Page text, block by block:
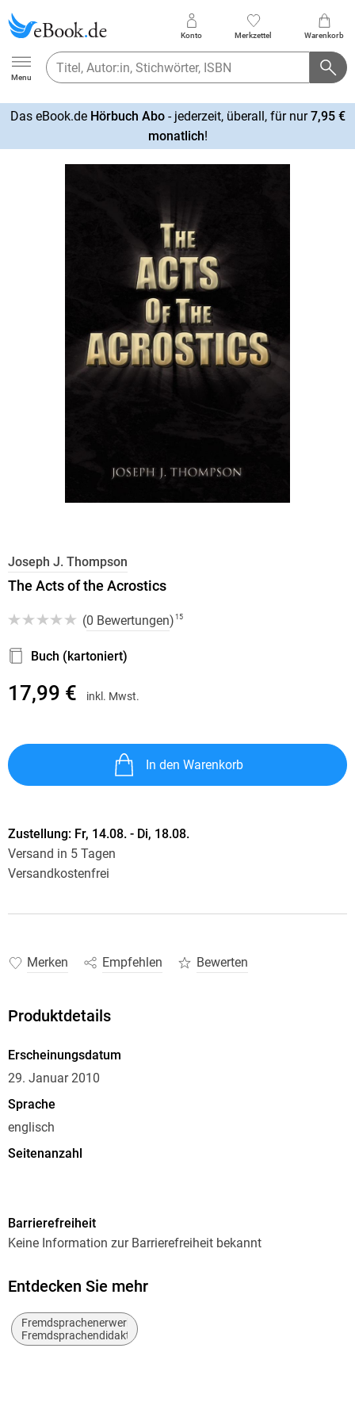
Ebook.de
Menu
Konto Merkzettel Warenkorb
Das eBook.de Hörbuch Abo- jederzeit, überall, für nur7,95 €
monatlich!
Joseph J. Thompson
The Acts of the Acrostics
(0 Bewertungen) 15
Buch (kartoniert)
17,99 € inkl. Mwst.
In den Warenkorb
Zustellung: Fr, 14.08. - Di, 18.08.
Versand in 5 Tagen
Versandkostenfrei
Merken Empfehlen Bewerten
Produktdetails
Erscheinungsdatum
29. Januar 2010
Sprache
englisch
Seitenanzahl
Joseph J. Thompson
Verlag/Hersteller
kartoniert
Gewicht
Barrierefreiheit
Keine Information zur Barrierefreiheit bekannt
Entdecken Sie mehr
Fremdsprachenerwerb,
Fremdsprachendidaktik